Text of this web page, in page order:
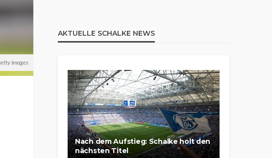
Images
AKTUELLE SCHALKE NEWS
Nach dem Aufstieg: Schalke holt den
nächsten Titel